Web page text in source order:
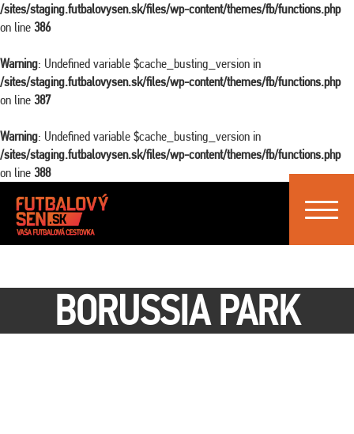
/sites/staging.futbalovysen.sk/files/wp-content/themes/fb/functions.php
on line 386
Warning: Undefined variable $cache_busting_version in
/sites/staging.futbalovysen.sk/files/wp-content/themes/fb/functions.php
on line 387
Warning: Undefined variable $cache_busting_version in
/sites/staging.futbalovysen.sk/files/wp-content/themes/fb/functions.php
on line 388
Toggle
BORUSSIA PARK